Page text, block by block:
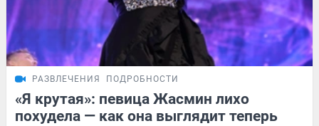
РАЗВЛЕЧЕНИЯ ПОДРОБНОСТИ
«Я крутая»: певица Жасмин лихо
похудела — как она выглядит теперь